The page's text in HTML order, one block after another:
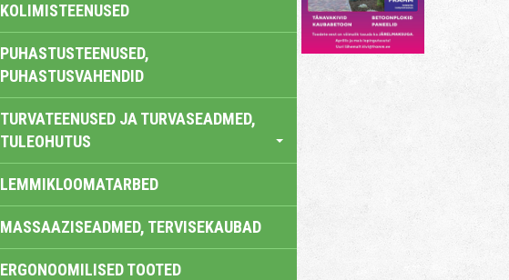
KOLIMISTEENUSED
PUHASTUSTEENUSED,
PUHASTUSVAHENDID
TURVATEENUSED JA TURVASEADMED,
TULEOHUTUS
LEMMIKLOOMATARBED
MASSAAZISEADMED, TERVISEKAUBAD
ERGONOOMILISED TOOTED